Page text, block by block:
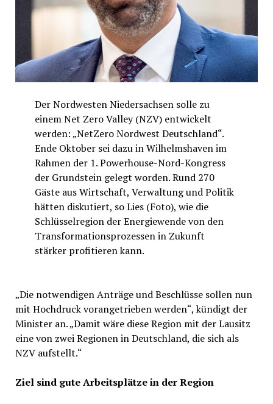
Der Nordwesten Niedersachsen solle zu
einem Net Zero Valley (NZV) entwickelt
werden: „NetZero Nordwest Deutschland“.
Ende Oktober sei dazu in Wilhelmshaven im
Rahmen der 1. Powerhouse-Nord-Kongress
der Grundstein gelegt worden. Rund 270
Gäste aus Wirtschaft, Verwaltung und Politik
hätten diskutiert, so Lies (Foto), wie die
Schlüsselregion der Energiewende von den
Transformationsprozessen in Zukunft
stärker profitieren kann.
„Die notwendigen Anträge und Beschlüsse sollen nun
mit Hochdruck vorangetrieben werden“, kündigt der
Minister an. „Damit wäre diese Region mit der Lausitz
eine von zwei Regionen in Deutschland, die sich als
NZV aufstellt.“
Ziel sind gute Arbeitsplätze in der Region